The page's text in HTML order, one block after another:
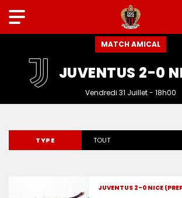
MATCH AMICAL
JUVENTUS 2-0
Vendredi 31 Juillet - 18h00
TYPE TOUT
JUVENTUS 2-0 NICE